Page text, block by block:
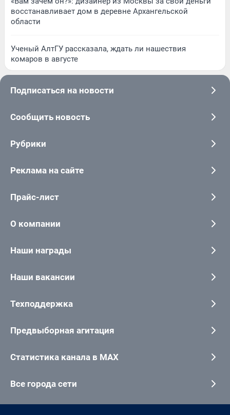
восстанавливает дом в деревне Архангельской
области
Ученый АлтГУ рассказала, ждать ли нашествия
комаров в августе
Подписаться на новости
Сообщить новость
Рубрики
Реклама на сайте
Прайс-лист
О компании
Наши награды
Наши вакансии
Техподдержка
Предвыборная агитация
Статистика канала в MAX
Все города сети